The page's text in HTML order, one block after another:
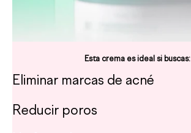
Esta crema es ideal si buscas:
Eliminar marcas de acné
Reducir poros